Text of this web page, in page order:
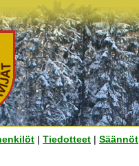
| Tiedotteet | Säännöt